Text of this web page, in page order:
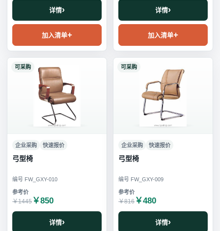
详情
加入清单
详情
加入清单
可采购
企业采购 快速报价
弓型椅
编号 FW_GXY-010
￥1445 ￥850
详情
可采购
企业采购 快速报价
弓型椅
编号 FW_GXY-009
￥816 ￥480
详情